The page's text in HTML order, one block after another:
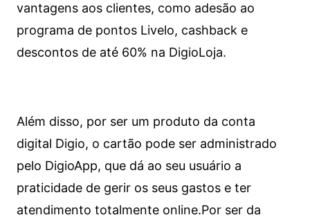
vantagens aos clientes, como adesão ao
programa de pontos Livelo, cashback e
descontos de até 60% na DigioLoja.
Além disso, por ser um produto da conta
digital Digio, o cartão pode ser administrado
pelo DigioApp, que dá ao seu usuário a
praticidade de gerir os seus gastos e ter
atendimento totalmente online.Por ser da